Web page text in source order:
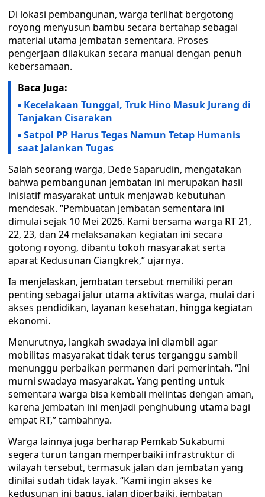
Di lokasi pembangunan, warga terlihat bergotong
royong menyusun bambu secara bertahap sebagai
material utama jembatan sementara. Proses
pengerjaan dilakukan secara manual dengan penuh
kebersamaan.
Baca Juga:
Kecelakaan Tunggal, Truk Hino Masuk Jurang di
Tanjakan Cisarakan
Satpol PP Harus Tegas Namun Tetap Humanis
saat Jalankan Tugas
Salah seorang warga, Dede Saparudin, mengatakan
bahwa pembangunan jembatan ini merupakan hasil
inisiatif masyarakat untuk menjawab kebutuhan
mendesak. “Pembuatan jembatan sementara ini
dimulai sejak 10 Mei 2026. Kami bersama warga RT 21,
22, 23, dan 24 melaksanakan kegiatan ini secara
gotong royong, dibantu tokoh masyarakat serta
aparat Kedusunan Ciangkrek,” ujarnya.
Ia menjelaskan, jembatan tersebut memiliki peran
penting sebagai jalur utama aktivitas warga, mulai dari
akses pendidikan, layanan kesehatan, hingga kegiatan
ekonomi.
Menurutnya, langkah swadaya ini diambil agar
mobilitas masyarakat tidak terus terganggu sambil
menunggu perbaikan permanen dari pemerintah. “Ini
murni swadaya masyarakat. Yang penting untuk
sementara warga bisa kembali melintas dengan aman,
karena jembatan ini menjadi penghubung utama bagi
empat RT,” tambahnya.
Warga lainnya juga berharap Pemkab Sukabumi
segera turun tangan memperbaiki infrastruktur di
wilayah tersebut, termasuk jalan dan jembatan yang
dinilai sudah tidak layak. “Kami ingin akses ke
kedusunan ini bagus, jalan diperbaiki, jembatan